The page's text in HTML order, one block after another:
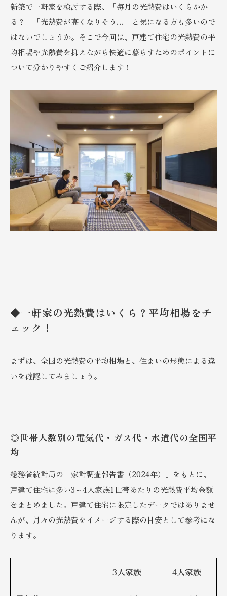
新築で一軒家を検討する際、「毎月の光熱費はいくらかか
る？」「光熱費が高くなりそう…」と気になる方も多いので
はないでしょうか。そこで今回は、戸建て住宅の光熱費の平
均相場や光熱費を抑えながら快適に暮らすためのポイントに
ついて分かりやすくご紹介します！
◆一軒家の光熱費はいくら？平均相場をチ
ェック！
まずは、全国の光熱費の平均相場と、住まいの形態による違
いを確認してみましょう。
◎世帯人数別の電気代・ガス代・水道代の全国平
均
総務省統計局の「家計調査報告書（2024年）」をもとに、
戸建て住宅に多い3～4人家族1世帯あたりの光熱費平均金額
をまとめました。戸建て住宅に限定したデータではありませ
んが、月々の光熱費をイメージする際の目安として参考にな
ります。
3人家族 4人家族